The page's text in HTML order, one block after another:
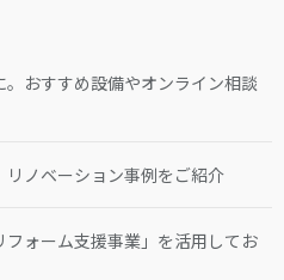
。おすすめ設備やオンライン相談
リノベーション事例をご紹介
フォーム支援事業」を活用してお